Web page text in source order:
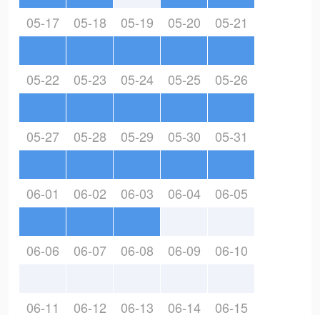
05-17 05-18 05-19 05-20 05-21
05-22 05-23 05-24 05-25 05-26
05-27 05-28 05-29 05-30 05-31
06-01 06-02 06-03 06-04 06-05
06-06 06-07 06-08 06-09 06-10
06-11 06-12 06-13 06-14 06-15